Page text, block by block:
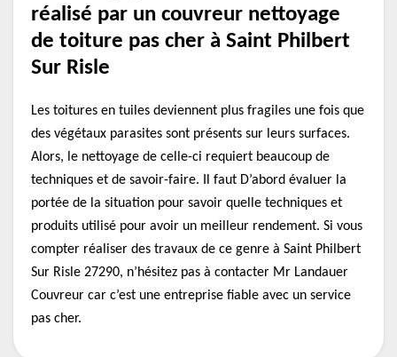
réalisé par un couvreur nettoyage
de toiture pas cher à Saint Philbert
Sur Risle
Les toitures en tuiles deviennent plus fragiles une fois que
des végétaux parasites sont présents sur leurs surfaces.
Alors, le nettoyage de celle-ci requiert beaucoup de
techniques et de savoir-faire. Il faut D’abord évaluer la
portée de la situation pour savoir quelle techniques et
produits utilisé pour avoir un meilleur rendement. Si vous
compter réaliser des travaux de ce genre à Saint Philbert
Sur Risle 27290, n’hésitez pas à contacter Mr Landauer
Couvreur car c’est une entreprise fiable avec un service
pas cher.